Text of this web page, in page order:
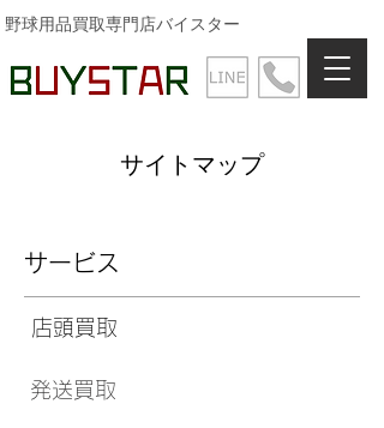
野球用品買取専門店バイスター
サイトマップ
サービス
店頭買取
発送買取